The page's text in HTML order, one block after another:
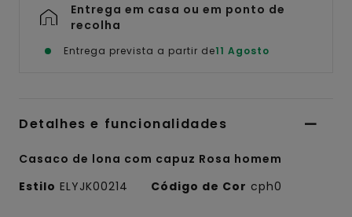
Entrega em casa ou em ponto de
recolha
Entrega prevista a partir de11 Agosto
Detalhes e funcionalidades
Casaco de lona com capuz Rosa homem
Estilo ELYJK00214 Código de Cor cph0